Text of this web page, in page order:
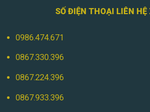
SỐ ĐIỆN THOẠI LIÊN HỆ
0986.474.671
0867.330.396
0867.224.396
0867.933.396